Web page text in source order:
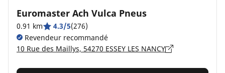
Euromaster Ach Vulca Pneus
0.91 km 4.3/5(276)
Revendeur recommandé
10 Rue des Maillys, 54270 ESSEY LES NANCY